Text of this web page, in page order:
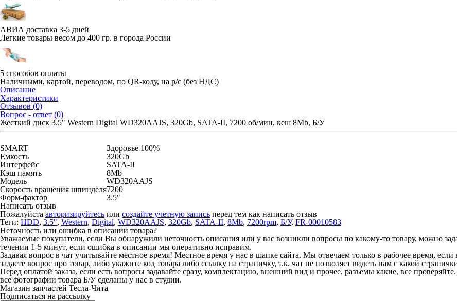
АВИА доставка 3-5 дней
Легкие товары весом до 400 гр. в города России
5 способов оплаты
Наличными, картой, переводом, по QR-коду, на р/с (без НДС)
Описание
Характеристики
Отзывов (0)
Вопрос - ответ (0)
Жесткий диск 3.5" Western Digital WD320AAJS, 320Gb, SATA-II, 7200 об/мин, кеш 8Mb, Б/У
SMART
Здоровье 100%
Емкость
320Gb
Интерфейс
SATA-II
Кэш память
8Mb
Модель
WD320AAJS
Скорость вращения шпинделя7200
Форм-фактор
3.5"
Написать отзыв
Пожалуйста авторизируйтесь или создайте учетную запись перед тем как написать отзыв
Теги: HDD, 3.5", Western, Digital, WD320AAJS, 320Gb, SATA-II, 8Mb, 7200rpm, Б/У, FR-00010583
Неточность или ошибка в описании товара?
Уважаемые покупатели, если Вы обнаружили неточность описания или у вас возникли вопросы по какому-то товару, можно
течении 1-5 минут, если ошибка в описании мы оперативно исправим.
Задавая вопрос в чат учитывайте местное время! Местное время у нас в шапке сайта. Мы отвечаем только в рабочее время,
задаете вопрос про товар, либо укажите код товара либо ссылку на страничку, т.к. чат не позволяет видеть нам с какой
Перед оплатой заказа, если есть вопросы задавайте сразу, комплектацию, внешний вид и прочее, разъемы какие, все
все фотографии товара Б/У сделаны у нас в студии.
Магазин запчастей Тесла-Чита
Подписаться на рассылку